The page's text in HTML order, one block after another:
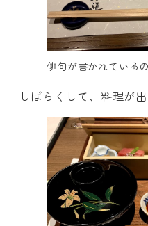
俳句が書かれている
しばらくして、料理が出